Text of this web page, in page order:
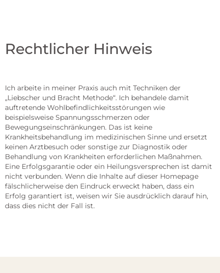
Rechtlicher Hinweis
Ich arbeite in meiner Praxis auch mit Techniken der
„Liebscher und Bracht Methode“. Ich behandele damit
auftretende Wohlbefindlichkeitsstörungen wie
beispielsweise Spannungsschmerzen oder
Bewegungseinschränkungen. Das ist keine
Krankheitsbehandlung im medizinischen Sinne und ersetzt
keinen Arztbesuch oder sonstige zur Diagnostik oder
Behandlung von Krankheiten erforderlichen Maßnahmen.
Eine Erfolgsgarantie oder ein Heilungsversprechen ist damit
nicht verbunden. Wenn die Inhalte auf dieser Homepage
fälschlicherweise den Eindruck erweckt haben, dass ein
Erfolg garantiert ist, weisen wir Sie ausdrücklich darauf hin,
dass dies nicht der Fall ist.